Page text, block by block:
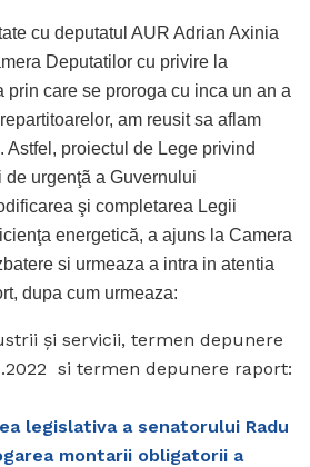
cu deputatul AUR Adrian Axinia
Deputatilor cu privire la
prin care se proroga cu inca un an a
am reusit sa aflam
Astfel, proiectul de Lege privind
urgenţã a Guvernului
şi completarea Legii
energetică, a ajuns la Camera
si urmeaza a intra in atentia
dupa cum urmeaza:
şi servicii, termen depunere
si termen depunere raport:
legislativa a senatorului Radu
montarii obligatorii a